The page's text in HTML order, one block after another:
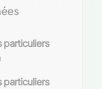
particuliers
particuliers